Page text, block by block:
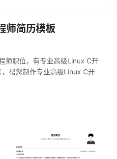
师简历模板
师职位，有专业高级Linux C开
帮您制作专业高级Linux C开